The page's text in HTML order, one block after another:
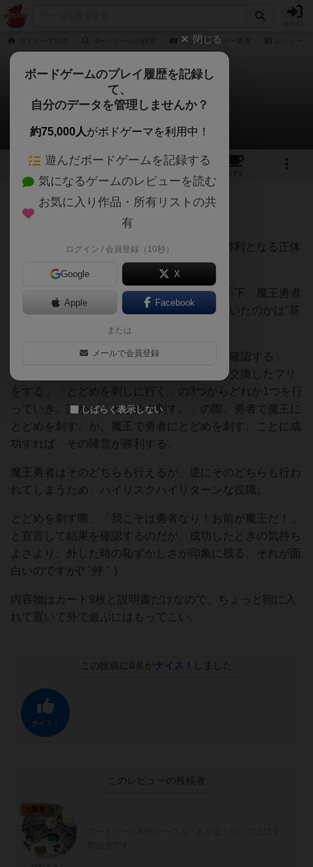
シュレディンガー勇者
シュレディンガー勇者
猫駒あきらさんのレビュー
4 4
カフェ
451名 0名 0 10年以上前
レーティングが非公開に設定されたユーザー
勇者か魔王、どちらかが先に相手を倒せば勝利となる正体
役職には勇者、魔王、勇者の仲間、魔王の手下、魔王勇者
の5種があり、それぞれ自身が何の役職についたのかは”基
本的に知ることが出来ない”。
プレイヤーは「自身以外の誰か1人の役職を確認する」
「自身と誰か1人のカードを交換、もしくは交換したフリ
をする」「とどめを刺しに行く」の3つからどれか1つを行
っていき、誰かが「とどめを刺す。」の際、勇者で魔王に
とどめを刺す。か、魔王で勇者にとどめを刺す。ことに成
功すれば、その陣営が勝利する。
魔王勇者はそのどちらも行えるが、逆にそのどちらも行わ
れてしまうため、ハイリスクハイリターンな役職。
とどめを刺す際、「我こそは勇者なり！お前が魔王だ！」
と宣言して結果を確認するのだが、成功したときの気持ち
よさより、外した時の恥ずかしさが印象に残る。それが面
白いのですが(* ´艸｀)
内容物はカード9枚と説明書だけなので、ちょっと鞄に入
れて置いて外で遊ぶにはもってこい。
この投稿に 0名がナイス！ しました
ナイス！
このレビューの投稿者
大賢者
閉じる
ボードゲームのプレイ履歴を記録し
て、
自分のデータを管理しませんか？
約75,000人がボドゲーマを利用中！
遊んだボードゲームを記録する
気になるゲームのレビューを読む
お気に入り作品・所有リストの共
有
ログイン / 会員登録（10秒）
Google X
Apple Facebook
または
メールで会員登録
しばらく表示しない